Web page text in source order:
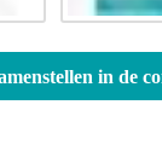
in de